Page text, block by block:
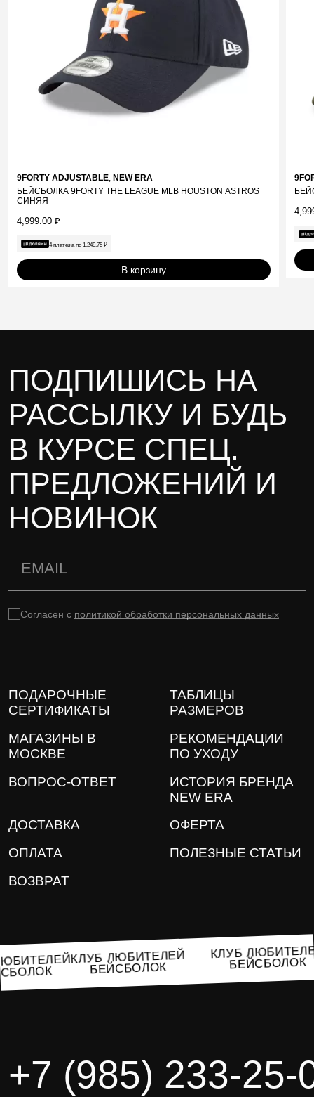
9FORTY ADJUSTABLE, NEW ERA
БЕЙСБОЛКА 9FORTY THE LEAGUE MLB HOUSTON ASTROS
СИНЯЯ
4,999.00 ₽
4 платежа по 1,249.75 ₽
В корзину
ПОДПИШИСЬ НА
РАССЫЛКУ И БУДЬ
В КУРСЕ СПЕЦ.
ПРЕДЛОЖЕНИЙ И
НОВИНОК
Согласен с политикой обработки персональных данных
ПОДАРОЧНЫЕ
СЕРТИФИКАТЫ
ТАБЛИЦЫ
РАЗМЕРОВ
МАГАЗИНЫ В
МОСКВЕ
РЕКОМЕНДАЦИИ
ПО УХОДУ
ВОПРОС-ОТВЕТ
ИСТОРИЯ БРЕНДА
NEW ERA
ДОСТАВКА
ОФЕРТА
ОПЛАТА
ПОЛЕЗНЫЕ СТАТЬИ
ВОЗВРАТ
ЛЮБИТЕЛЕЙКЛУБ ЛЮБИТЕЛЕЙ
БЕЙСБОЛОК
КЛУБ
+7 (985) 233-25-